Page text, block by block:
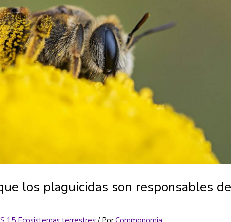
los plaguicidas son responsables de